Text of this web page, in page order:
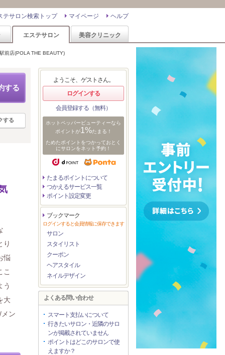
ヘルプ
マイページ
テサロン検索トップ
エステサロン 美容クリニック
前店(POLA THE BEAUTY)
する
する
り
悩
こ
う
大
ン
ようこそ、ゲストさん。
ログインする
会員登録する（無料）
ホットペッパービューティーなら
ポイントが1%たまる！
ためたポイントをつかっておとく
にサロンをネット予約！
たまるポイントについて
つかえるサービス一覧
ポイント設定変更
ブックマーク
ログインすると会員情報に保存できます
サロン
スタイリスト
クーポン
ヘアスタイル
ネイルデザイン
よくある問い合わせ
スマート支払いについて
行きたいサロン・近隣のサロ
ンが掲載されていません
ポイントはどこのサロンで使
えますか？